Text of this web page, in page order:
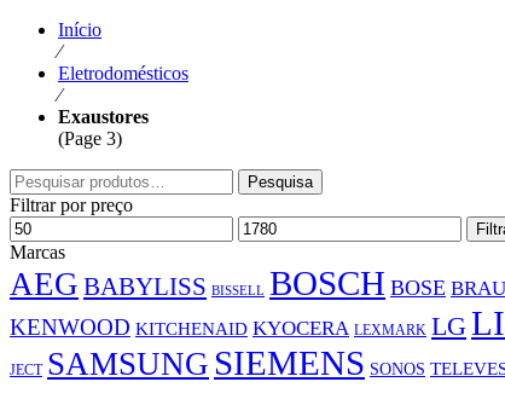
Início
⁄
Eletrodomésticos
⁄
Exaustores
(Page 3)
Pesquisar
por:
Pesquisa
Filtrar por preço
Preço
mínimo
Preço
máximo
Marcas
AEG BABYLISS BISSELL BOSCH BOSE
KENWOOD KITCHENAID KYOCERA LEXMARK LG
JECT SAMSUNG SIEMENS SONOS